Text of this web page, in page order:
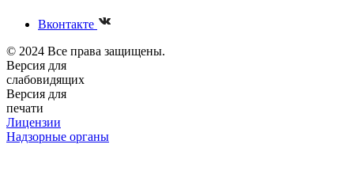
Вконтакте
© 2024 Все права защищены.
Версия для
слабовидящих
Версия для
печати
Лицензии
Надзорные органы